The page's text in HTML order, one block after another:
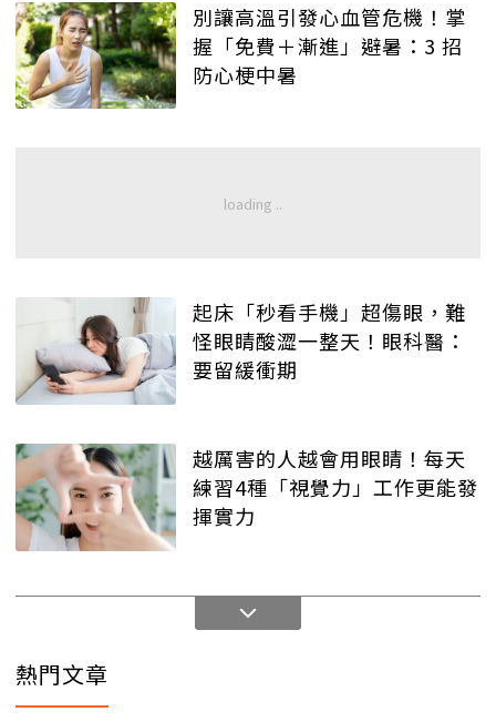
別讓高溫引發心血管危機！掌
握「免費＋漸進」避暑：3 招
防心梗中暑
起床「秒看手機」超傷眼，難
怪眼睛酸澀一整天！眼科醫：
要留緩衝期
越厲害的人越會用眼睛！每天
練習4種「視覺力」工作更能發
揮實力
熱門文章